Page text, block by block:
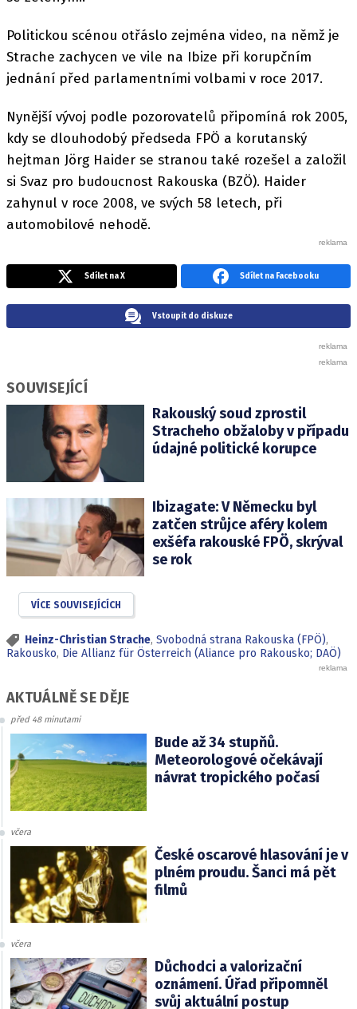
Politickou scénou otřáslo zejména video, na němž je
Strache zachycen ve vile na Ibize při korupčním
jednání před parlamentními volbami v roce 2017.
Nynější vývoj podle pozorovatelů připomíná rok 2005,
kdy se dlouhodobý předseda FPÖ a korutanský
hejtman Jörg Haider se stranou také rozešel a založil
si Svaz pro budoucnost Rakouska (BZÖ). Haider
zahynul v roce 2008, ve svých 58 letech, při
automobilové nehodě.
Sdílet na X Sdílet na Facebooku
Vstoupit do diskuze
SOUVISEJÍCÍ
Rakouský soud zprostil
Stracheho obžaloby v případu
údajné politické korupce
Ibizagate: V Německu byl
zatčen strůjce aféry kolem
exšéfa rakouské FPÖ, skrýval
se rok
VÍCE SOUVISEJÍCÍCH
Heinz-Christian Strache, Svobodná strana Rakouska (FPÖ),
Rakousko, Die Allianz für Österreich (Aliance pro Rakousko; DAÖ)
AKTUÁLNĚ SE DĚJE
před 48 minutami
Bude až 34 stupňů.
Meteorologové očekávají
návrat tropického počasí
včera
České oscarové hlasování je v
plném proudu. Šanci má pět
filmů
včera
Důchodci a valorizační
oznámení. Úřad připomněl
svůj aktuální postup